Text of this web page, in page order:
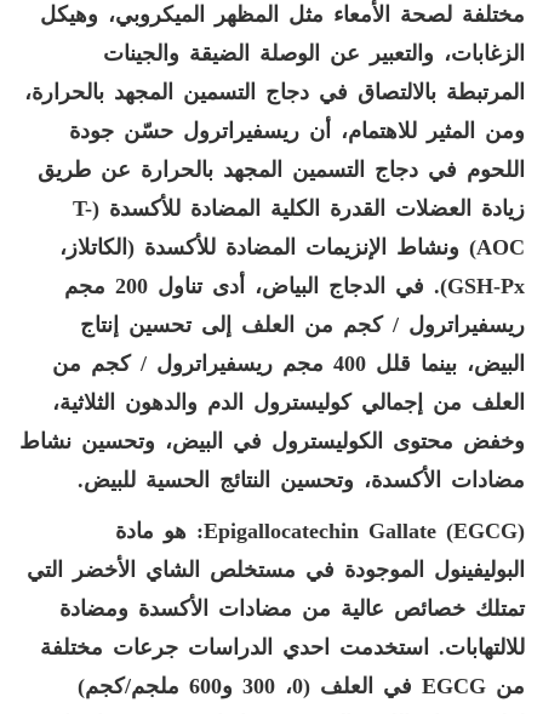
مختلفة لصحة الأمعاء مثل المظهر الميكروبي، وهيكل
الزغابات، والتعبير عن الوصلة الضيقة والجينات
المرتبطة بالالتصاق في دجاج التسمين المجهد بالحرارة،
ومن المثير للاهتمام، أن ريسفيراترول حسّن جودة
اللحوم في دجاج التسمين المجهد بالحرارة عن طريق
زيادة العضلات القدرة الكلية المضادة للأكسدة (T-
AOC) ونشاط الإنزيمات المضادة للأكسدة (الكاتلاز،
GSH-Px
). في الدجاج البياض، أدى تناول 200 مجم
ريسفيراترول / كجم من العلف إلى تحسين إنتاج
البيض، بينما قلل 400 مجم ريسفيراترول / كجم من
العلف من إجمالي كوليسترول الدم والدهون الثلاثية،
وخفض محتوى الكوليسترول في البيض، وتحسين نشاط
مضادات الأكسدة، وتحسين النتائج الحسية للبيض.
Epigallocatechin Gallate (EGCG): هو مادة
البوليفينول الموجودة في مستخلص الشاي الأخضر التي
تمتلك خصائص عالية من مضادات الأكسدة ومضادة
للالتهابات. استخدمت احدي الدراسات جرعات مختلفة
من EGCG
في العلف (0، 300 و600 ملجم/كجم)